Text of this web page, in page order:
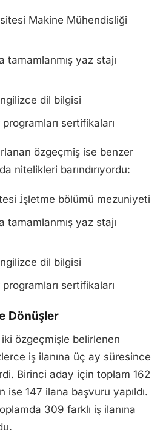
Makine Mühendisliği
tamamlanmış yaz stajı
dil bilgisi
sertifikaları
özgeçmiş ise benzer
nitelikleri barındırıyordu:
İşletme bölümü mezuniyeti
tamamlanmış yaz stajı
dil bilgisi
sertifikaları
Dönüşler
özgeçmişle belirlenen
iş ilanına üç ay süresince
Birinci aday için toplam 162
147 ilana başvuru yapıldı.
309 farklı iş ilanına